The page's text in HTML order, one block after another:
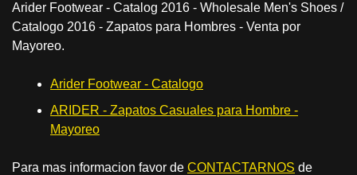
Arider Footwear - Catalog 2016 - Wholesale Men's Shoes /
Catalogo 2016 - Zapatos para Hombres - Venta por
Mayoreo.
Arider Footwear - Catalogo
ARIDER - Zapatos Casuales para Hombre -
Mayoreo
Para mas informacion favor de CONTACTARNOS de